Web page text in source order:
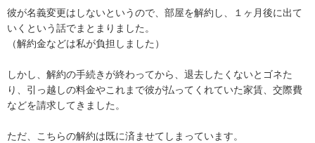
彼が名義変更はしないというので、部屋を解約し、１ヶ月後に出て
いくという話でまとまりました。
（解約金などは私が負担しました）
しかし、解約の手続きが終わってから、退去したくないとゴネた
り、引っ越しの料金やこれまで彼が払ってくれていた家賃、交際費
などを請求してきました。
ただ、こちらの解約は既に済ませてしまっています。